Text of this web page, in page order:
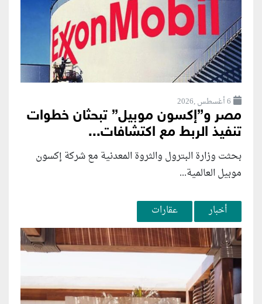
6 أغسطس ,2026
مصر و”إكسون موبيل” تبحثان خطوات
تنفيذ الربط مع اكتشافات...
بحثت وزارة البترول والثروة المعدنية مع شركة إكسون
موبيل العالمية...
أخبار عقارات